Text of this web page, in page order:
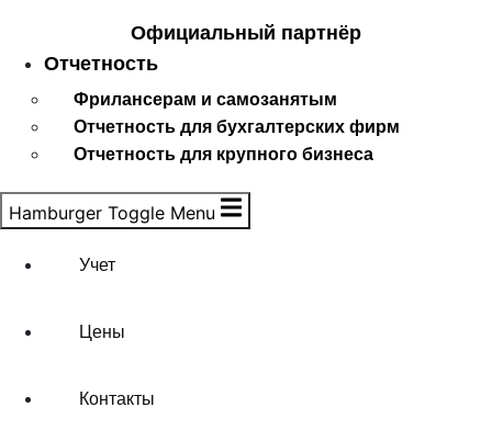
Официальный партнёр
Отчетность
Фрилансерам и самозанятым
Отчетность для бухгалтерских фирм
Отчетность для крупного бизнеса
Hamburger Toggle Menu
Учет
Цены
Контакты